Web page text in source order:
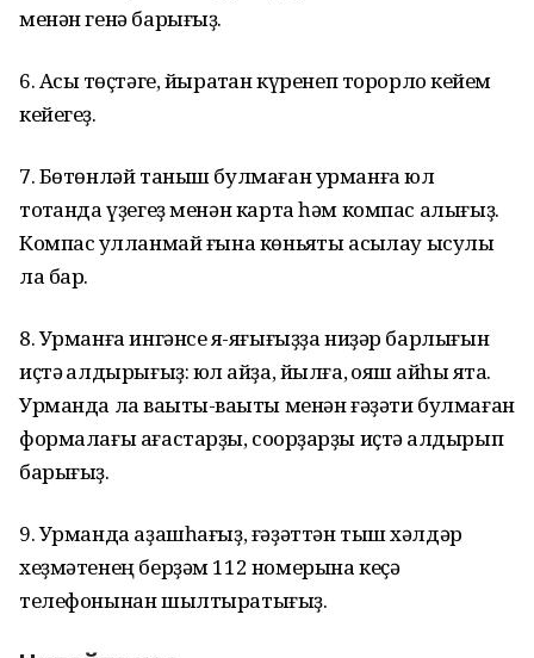
менән генә барығыҙ.
6. Асыҡ төҫтәге, йыраҡтан күренеп торорлоҡ кейем
кейегеҙ.
7. Бөтөнләй таныш булмаған урманға юл
тотҡанда үҙегеҙ менән карта һәм компас алығыҙ.
Компас ҡулланмай ғына көньяҡты асыҡлау ысулы
ла бар.
8. Урманға ингәнсе яҡ-яғығыҙҙа ниҙәр барлығын
иҫтә ҡалдырығыҙ: юл ҡайҙа, йылға, ҡояш ҡайһы яҡта.
Урманда ла ваҡыты-ваҡыты менән ғәҙәти булмаған
формалағы ағастарҙы, соҡорҙарҙы иҫтә ҡалдырып
барығыҙ.
9. Урманда аҙашһағыҙ, ғәҙәттән тыш хәлдәр
хеҙмәтенең берҙәм 112 номерына кеҫә
телефонынан шылтыратығыҙ.